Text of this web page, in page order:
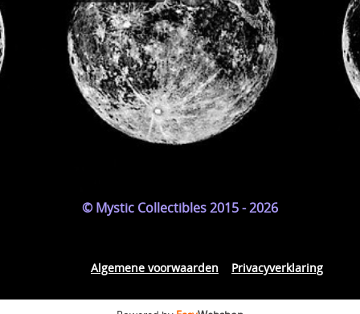
© Mystic Collectibles 2015 - 2026
Algemene voorwaarden Privacyverklaring